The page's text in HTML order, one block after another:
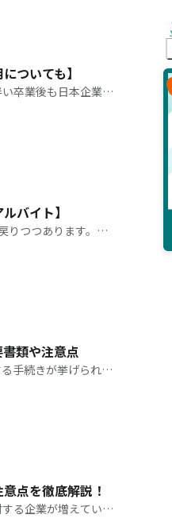
ついても】
卒業後も日本企業に
すればいいのか」
バイト】
りつつあります。業
類や注意点
手続きが挙げられま
点を徹底解説！
る企業が増えていま